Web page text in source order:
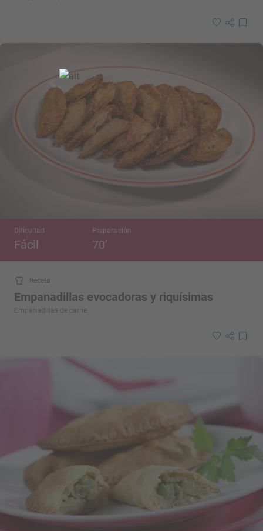
Receta
Dificultad
Fácil
Preparación
70’
Empanadillas evocadoras y riquísimas
Empanadillas de carne